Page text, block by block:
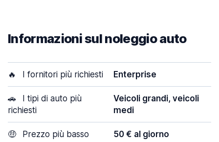
Informazioni sul noleggio auto
🔥 I fornitori più richiesti Enterprise
🚗
I tipi di auto più
richiesti
Veicoli grandi, veicoli
medi
🤑 Prezzo più basso 50 € al giorno